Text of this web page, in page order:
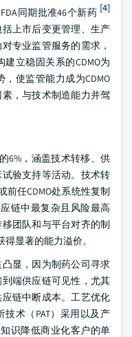
同期批准46个新药 [4]
上市后变更管理、生产
专业监管服务的需求，
立稳固关系的CDMO为
使监管能力成为CDMO
，与技术制造能力并驾
6%，涵盖技术转移、供
验支持等活动。技术转
任CDMO处系统性复制
链中最复杂且风险最高
团队和与平台对齐的制
显著的能力溢价。
显，因为制药公司寻求
端供应链可见性，尤其
链中断成本。工艺优化
术（PAT）采用以及产
识降低商业化客户的单